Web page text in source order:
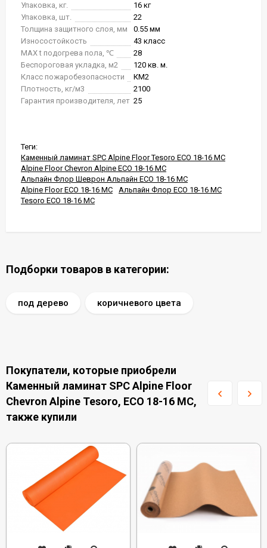
Упаковка, кг.
16 кг
Упаковка, шт.
22
Толщина защитного слоя, мм
0.55 мм
Износостойкость
43 класс
MAX t подогрева пола, ℃
28
Беспороговая укладка, м2
120 кв. м.
Класс пожаробезопасности
КМ2
Плотность, кг/м3
2100
Гарантия производителя, лет 25
Теги:
Каменный ламинат SPC Alpine Floor Tesoro ECO 18-16 MC
Alpine Floor Chevron Alpine ECO 18-16 MC
Альпайн Флор Шеврон Альпайн ECO 18-16 MC
Alpine Floor ECO 18-16 MC
Альпайн Флор ECO 18-16 MC
Tesoro ECO 18-16 MC
Подборки товаров в категории:
под дерево коричневого цвета
Покупатели, которые приобрели
Каменный ламинат SPC Alpine Floor
Chevron Alpine Tesoro, ECO 18-16 MC,
также купили